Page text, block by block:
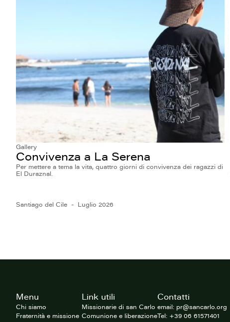
Gallery
Convivenza a La Serena
Per mettere a tema la vita, quattro giorni di convivenza dei ragazzi di
El Duraznal.
Santiago del Cile Luglio 2026
Menu
Chi siamo
Fraternità e missione
Link utili
Missionarie di san Carlo
Comunione e liberazione
Contatti
email: pr@sancarlo.org
Tel: +39 06 61571401